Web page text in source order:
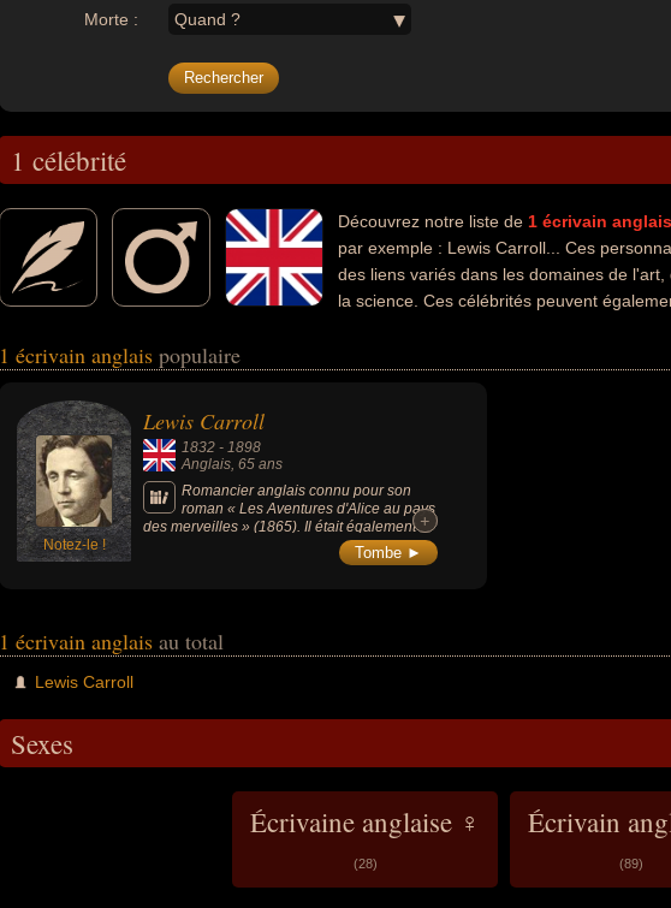
Morte : Quand ?
1 célébrité
Découvrez notre liste de 1 écrivain anglais
par exemple : Lewis Carroll... Ces
des liens variés dans les domaines de
la science. Ces célébrités peuvent
1 écrivain anglais populaire
Notez-le !
Lewis Carroll
1832 - 1898
Anglais, 65 ans
Romancier anglais connu pour son
roman « Les Aventures d'Alice au pays
des merveilles » (1865). Il était également
photographe et mathématicien.
+
+
Tombe ►
1 écrivain anglais au total
Lewis Carroll
Sexes
Écrivaine anglaise ♀
(28)
Écrivain
(89)